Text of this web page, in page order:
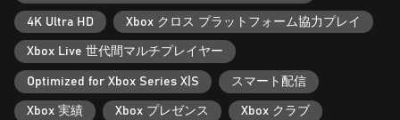
4K Ultra HD Xbox クロス プラットフォーム協力プレイ
Xbox Live 世代間マルチプレイヤー
Optimized for Xbox Series X|S スマート配信
Xbox 実績 Xbox プレゼンス Xbox クラブ